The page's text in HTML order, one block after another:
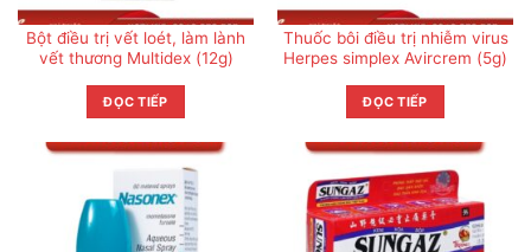
Bột điều trị vết loét, làm lành
vết thương Multidex (12g)
ĐỌC TIẾP
Thuốc bôi điều trị nhiễm virus
Herpes simplex Avircrem (5g)
ĐỌC TIẾP